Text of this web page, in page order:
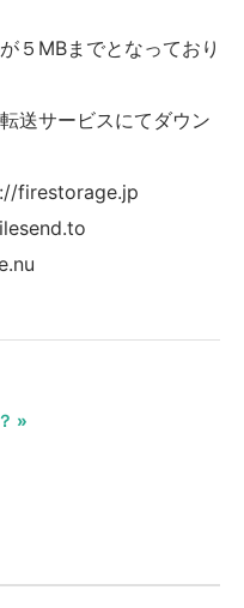
５MBまでとなっており
送サービスにてダウン
firestorage.jp
»